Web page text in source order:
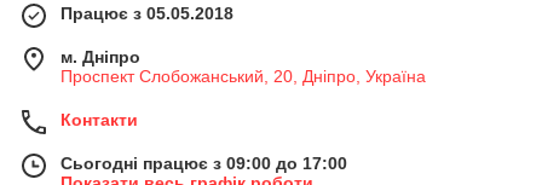
Працює з 05.05.2018
м. Дніпро
Проспект Слобожанський, 20, Дніпро, Україна
Контакти
Сьогодні працює з 09:00 до 17:00